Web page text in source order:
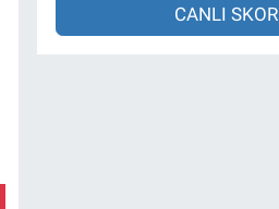
CANLI SKOR